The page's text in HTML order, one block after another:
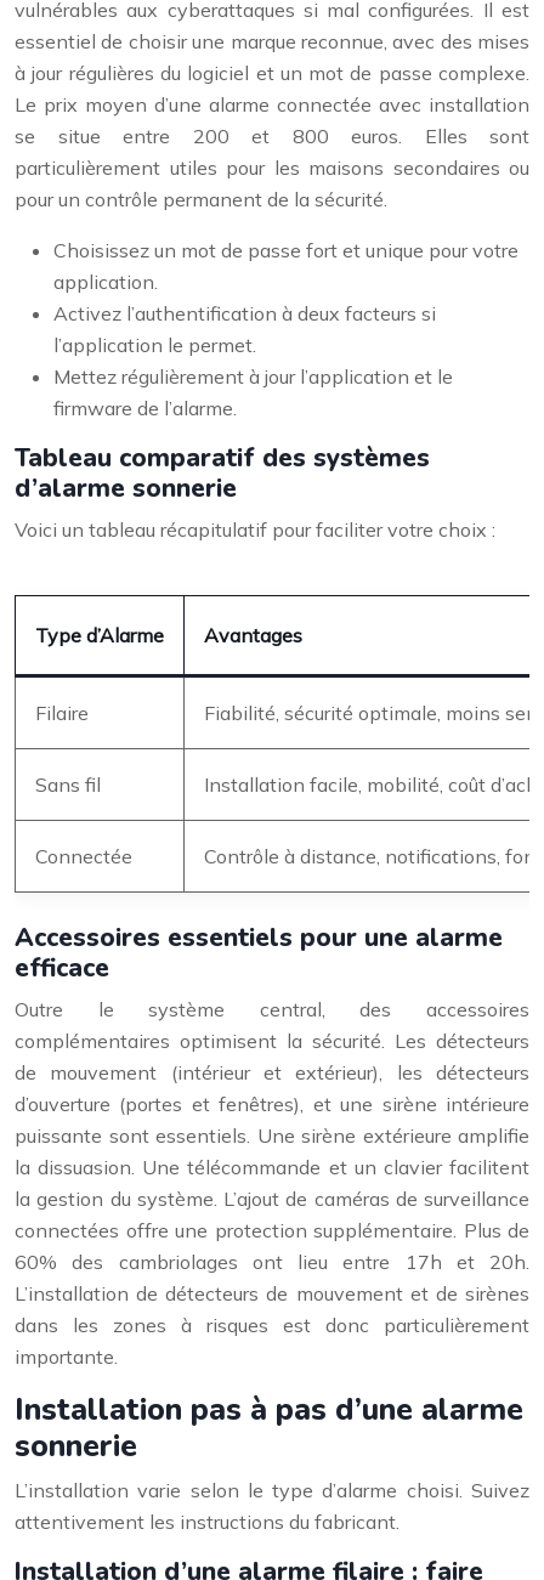
vulnérables aux cyberattaques si mal configurées. Il est
essentiel de choisir une marque reconnue, avec des mises
à jour régulières du logiciel et un mot de passe complexe.
Le prix moyen d’une alarme connectée avec installation
se situe entre 200 et 800 euros. Elles sont
particulièrement utiles pour les maisons secondaires ou
pour un contrôle permanent de la sécurité.
Choisissez un mot de passe fort et unique pour votre
application.
Activez l’authentification à deux facteurs si
l’application le permet.
Mettez régulièrement à jour l’application et le
firmware de l’alarme.
Tableau comparatif des systèmes
d’alarme sonnerie
Voici un tableau récapitulatif pour faciliter votre choix :
Type d’Alarme Avantages
Filaire Fiabilité, sécurité optimale, moins
Sans fil Installation facile, mobilité, coût
Connectée Contrôle à distance, notifications,
Accessoires essentiels pour une alarme
efficace
Outre le système central, des accessoires
complémentaires optimisent la sécurité. Les détecteurs
de mouvement (intérieur et extérieur), les détecteurs
d’ouverture (portes et fenêtres), et une sirène intérieure
puissante sont essentiels. Une sirène extérieure amplifie
la dissuasion. Une télécommande et un clavier facilitent
la gestion du système. L’ajout de caméras de surveillance
connectées offre une protection supplémentaire. Plus de
60% des cambriolages ont lieu entre 17h et 20h.
L’installation de détecteurs de mouvement et de sirènes
dans les zones à risques est donc particulièrement
importante.
Installation pas à pas d’une alarme
sonnerie
L’installation varie selon le type d’alarme choisi. Suivez
attentivement les instructions du fabricant.
Installation d’une alarme filaire : faire